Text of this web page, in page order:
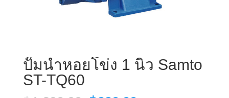
ปั๊มน้ำหอยโข่ง 1 นิ้ว Samto
ST-TQ60